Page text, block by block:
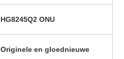
HG8245Q2 ONU
Originele en gloednieuwe